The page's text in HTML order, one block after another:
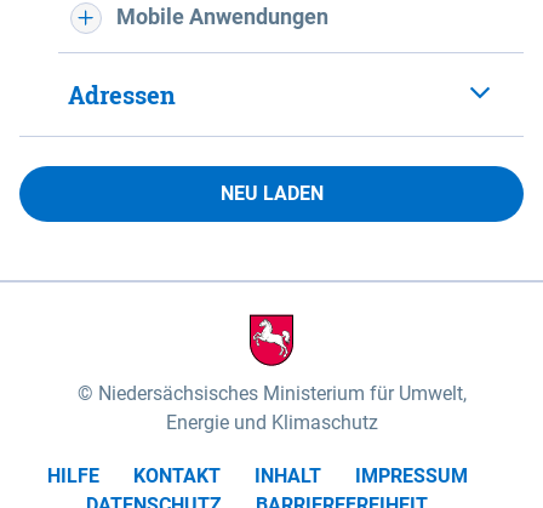
Mobile Anwendungen
Adressen
NEU LADEN
Niedersächsisches Ministerium für Umwelt,
Energie und Klimaschutz
HILFE KONTAKT INHALT
IMPRESSUM